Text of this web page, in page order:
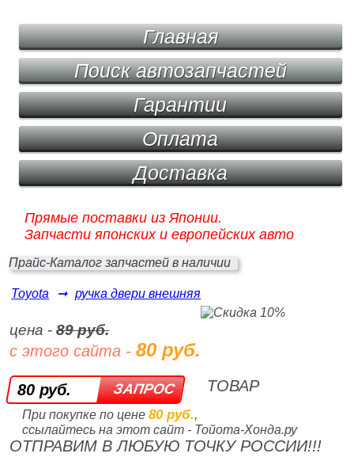
Главная
Поиск автозапчастей
Гарантии
Оплата
Доставка
Прямые поставки из Японии.
Запчасти японских и европейских авто
Прайс-Каталог запчастей в наличии
Toyota ➞ ручка двери внешняя
цена -89 руб.
с этого сайта -80 руб.
80 руб.
При покупке по цене 80 руб.,
ссылайтесь на этот сайт - Тойота-Хонда.ру
ТОВАР
ОТПРАВИМ В ЛЮБУЮ ТОЧКУ РОССИИ!!!